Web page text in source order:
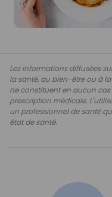
Les informations diffusées
la santé, au bien-être ou à
ne constituent en aucun
prescription médicale.
un professionnel de santé
état de santé.